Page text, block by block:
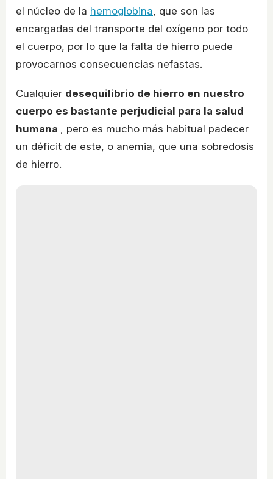
el núcleo de la hemoglobina , que son las
encargadas del transporte del oxígeno por todo
el cuerpo, por lo que la falta de hierro puede
provocarnos consecuencias nefastas.
Cualquier desequilibrio de hierro en nuestro
cuerpo es bastante perjudicial para la salud
humana
, pero es mucho más habitual padecer
un déficit de este, o anemia, que una sobredosis
de hierro.